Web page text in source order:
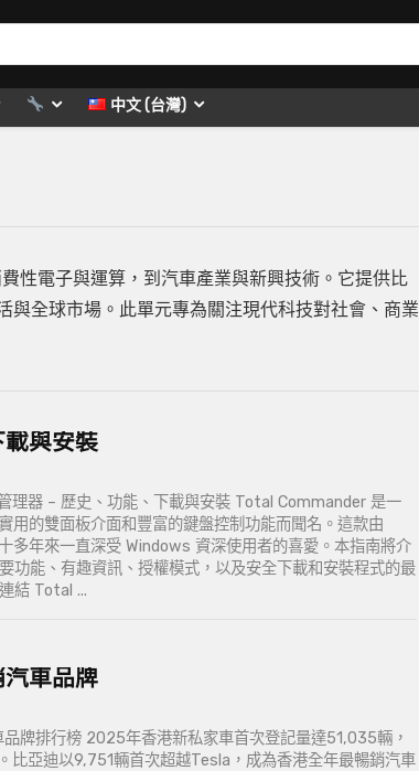
中文 (台灣)
性電子與運算，到汽車產業與新興技術。它提供比
全球市場。此單元專為關注現代科技對社會、商業
與安裝
理器 – 歷史、功能、下載與安裝 Total Commander 是一
用的雙面板介面和豐富的鍵盤控制功能而聞名。這款由
多年來一直深受 Windows 資深使用者的喜愛。本指南將介
功能、有趣資訊、授權模式，以及安全下載和安裝程式的最
結 Total ...
車品牌
牌排行榜 2025年香港新私家車首次登記量達51,035輛，
亞迪以9,751輛首次超越Tesla，成為香港全年最暢銷汽車